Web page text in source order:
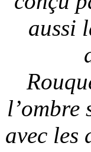
aussi
l’ombre
avec les